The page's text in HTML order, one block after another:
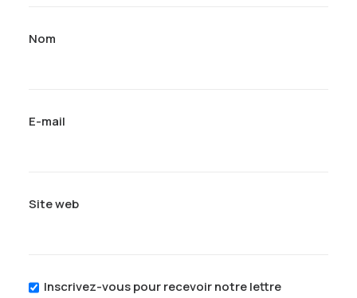
Nom
E-mail
Site web
Inscrivez-vous pour recevoir notre lettre